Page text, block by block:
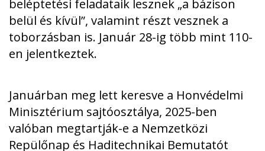
beléptetési feladataik lesznek „a bázison
belül és kívül”, valamint részt vesznek a
toborzásban is. Január 28-ig több mint 110-
en jelentkeztek.
Januárban meg lett keresve a Honvédelmi
Minisztérium sajtóosztálya, 2025-ben
valóban megtartják-e a Nemzetközi
Repülőnap és Haditechnikai Bemutatót